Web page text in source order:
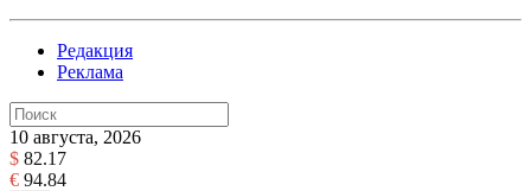
Редакция
Реклама
10 августа, 2026
$ 82.17
€ 94.84